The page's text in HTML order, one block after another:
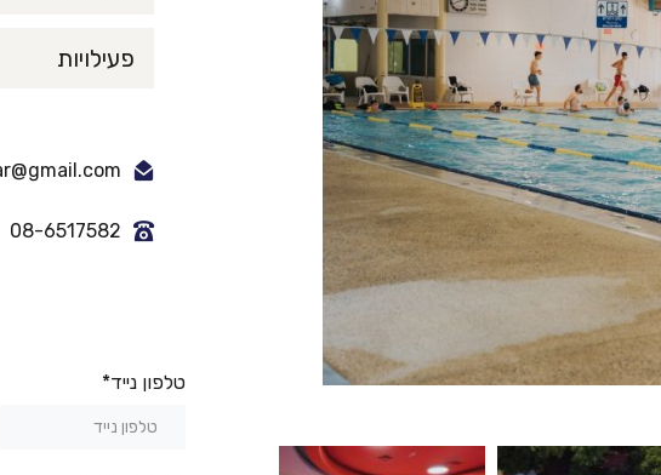
פעילויות
08-6517582
טלפון נייד*